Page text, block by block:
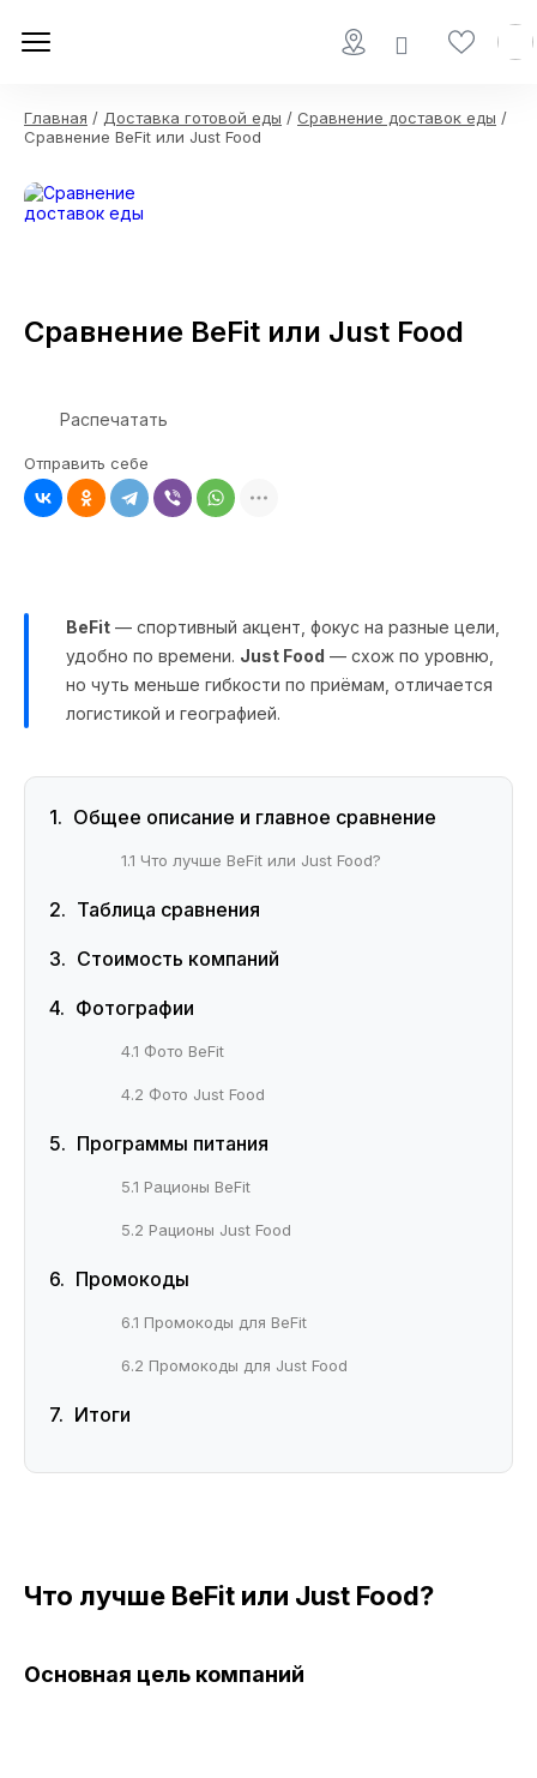
Главная / Доставка готовой еды / Сравнение доставок еды /
Сравнение BeFit или Just Food
Сравнение BeFit или Just Food
Распечатать
Отправить себе
BeFit — спортивный акцент, фокус на разные цели,
удобно по времени. Just Food — схож по уровню,
но чуть меньше гибкости по приёмам, отличается
логистикой и географией.
Общее описание и главное сравнение
1.1 Что лучше BeFit или Just Food?
Таблица сравнения
Стоимость компаний
Фотографии
4.1 Фото BeFit
4.2 Фото Just Food
Программы питания
5.1 Рационы BeFit
5.2 Рационы Just Food
Промокоды
6.1 Промокоды для BeFit
6.2 Промокоды для Just Food
Итоги
Что лучше BeFit или Just Food?
Основная цель компаний